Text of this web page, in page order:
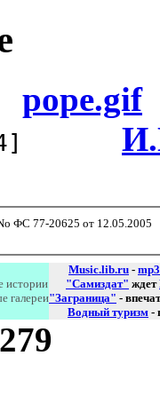
pope.gif
24]
ФС 77-20625 от 12.05.2005
истории
галереи
Music.lib.ru - mp3
"Самиздат" ждет
"Заграница" -
Водный туризм -
279